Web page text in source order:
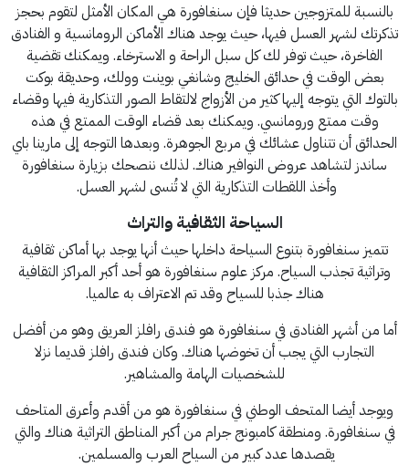
بالنسبة للمتزوجين حديثا فإن سنغافورة هي المكان الأمثل لتقوم بحجز
تذكرتك لشهر العسل فيها، حيث يوجد هناك الأماكن الرومانسية و الفنادق
الفاخرة، حيث توفر لك كل سبل الراحة و الاسترخاء. ويمكنك تقضية
بعض الوقت في حدائق الخليج وشانغي بوينت وولك، وحديقة بوكت
بالتوك التي يتوجه إليها كثير من الأزواج لالتقاط الصور التذكارية فيها وقضاء
وقت ممتع ورومانسي. ويمكنك بعد قضاء الوقت الممتع في هذه
الحدائق أن تتناول عشائك في مربع الجوهرة. وبعدها التوجه إلى مارينا باي
ساندز لتشاهد عروض النوافير هناك. لذلك ننصحك بزيارة سنغافورة
وأخذ اللقطات التذكارية التي لا تُنسى لشهر العسل.
السياحة الثقافية والتراث
تتميز سنغافورة بتنوع السياحة داخلها حيث أنها يوجد بها أماكن ثقافية
وتراثية تجذب السياح. مركز علوم سنغافورة هو أحد أكبر المراكز الثقافية
هناك جذبا للسياح وقد تم الاعتراف به عالميا.
أما من أشهر الفنادق في سنغافورة هو فندق رافلز العريق وهو من أفضل
التجارب التي يجب أن تخوضها هناك. وكان فندق رافلز قديما نزلا
للشخصيات الهامة والمشاهير.
ويوجد أيضا المتحف الوطني في سنغافورة هو من أقدم وأعرق المتاحف
في سنغافورة. ومنطقة كامبونج جرام من أكبر المناطق التراثية هناك والتي
يقصدها عدد كبير من السياح العرب والمسلمين.